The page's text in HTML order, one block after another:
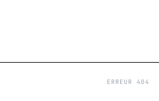
ERREUR 404